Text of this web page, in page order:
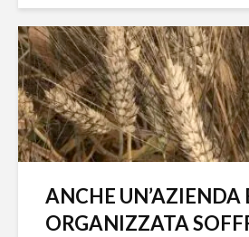
ANCHE UN’AZIENDA
ORGANIZZATA